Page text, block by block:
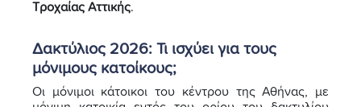
Τροχαίας Αττικής.
Δακτύλιος 2026: Τι ισχύει για τους
μόνιμους κατοίκους;
Οι μόνιμοι κάτοικοι του κέντρου της Αθήνας, με